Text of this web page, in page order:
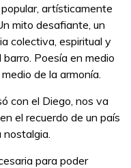
artísticamente
mito desafiante, un
colectiva, espiritual y
Poesía en medio
de la armonía.
con el Diego, nos va
el recuerdo de un país
para poder